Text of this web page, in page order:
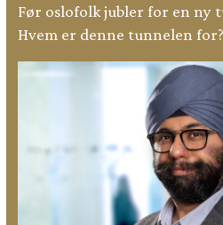
Før oslofolk jubler for en ny
Hvem er denne tunnelen for?